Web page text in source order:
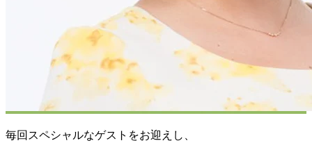
毎回スペシャルなゲストをお迎えし、